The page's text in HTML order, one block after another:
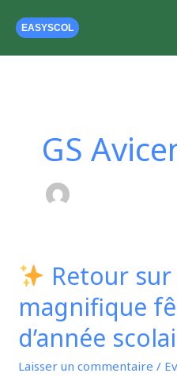
EASYSCOL
GS
Retour
magnifique
d’année
Laisser un commentaire /
Retour
sur
notre
magnifique
fête